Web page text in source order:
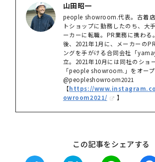
山田昭一
people showroom.代表。古着
トショップに勤務したのち、大
ーカーに転職。PR業務に携わる
後、2021年1月に、メーカーの
ングを手がける合同会社「
立。2021年10月には同社のショ
「people showroom.」をオープ
@peopleshowroom2021
【https://
owroom2021/
】
この記事をシェアする